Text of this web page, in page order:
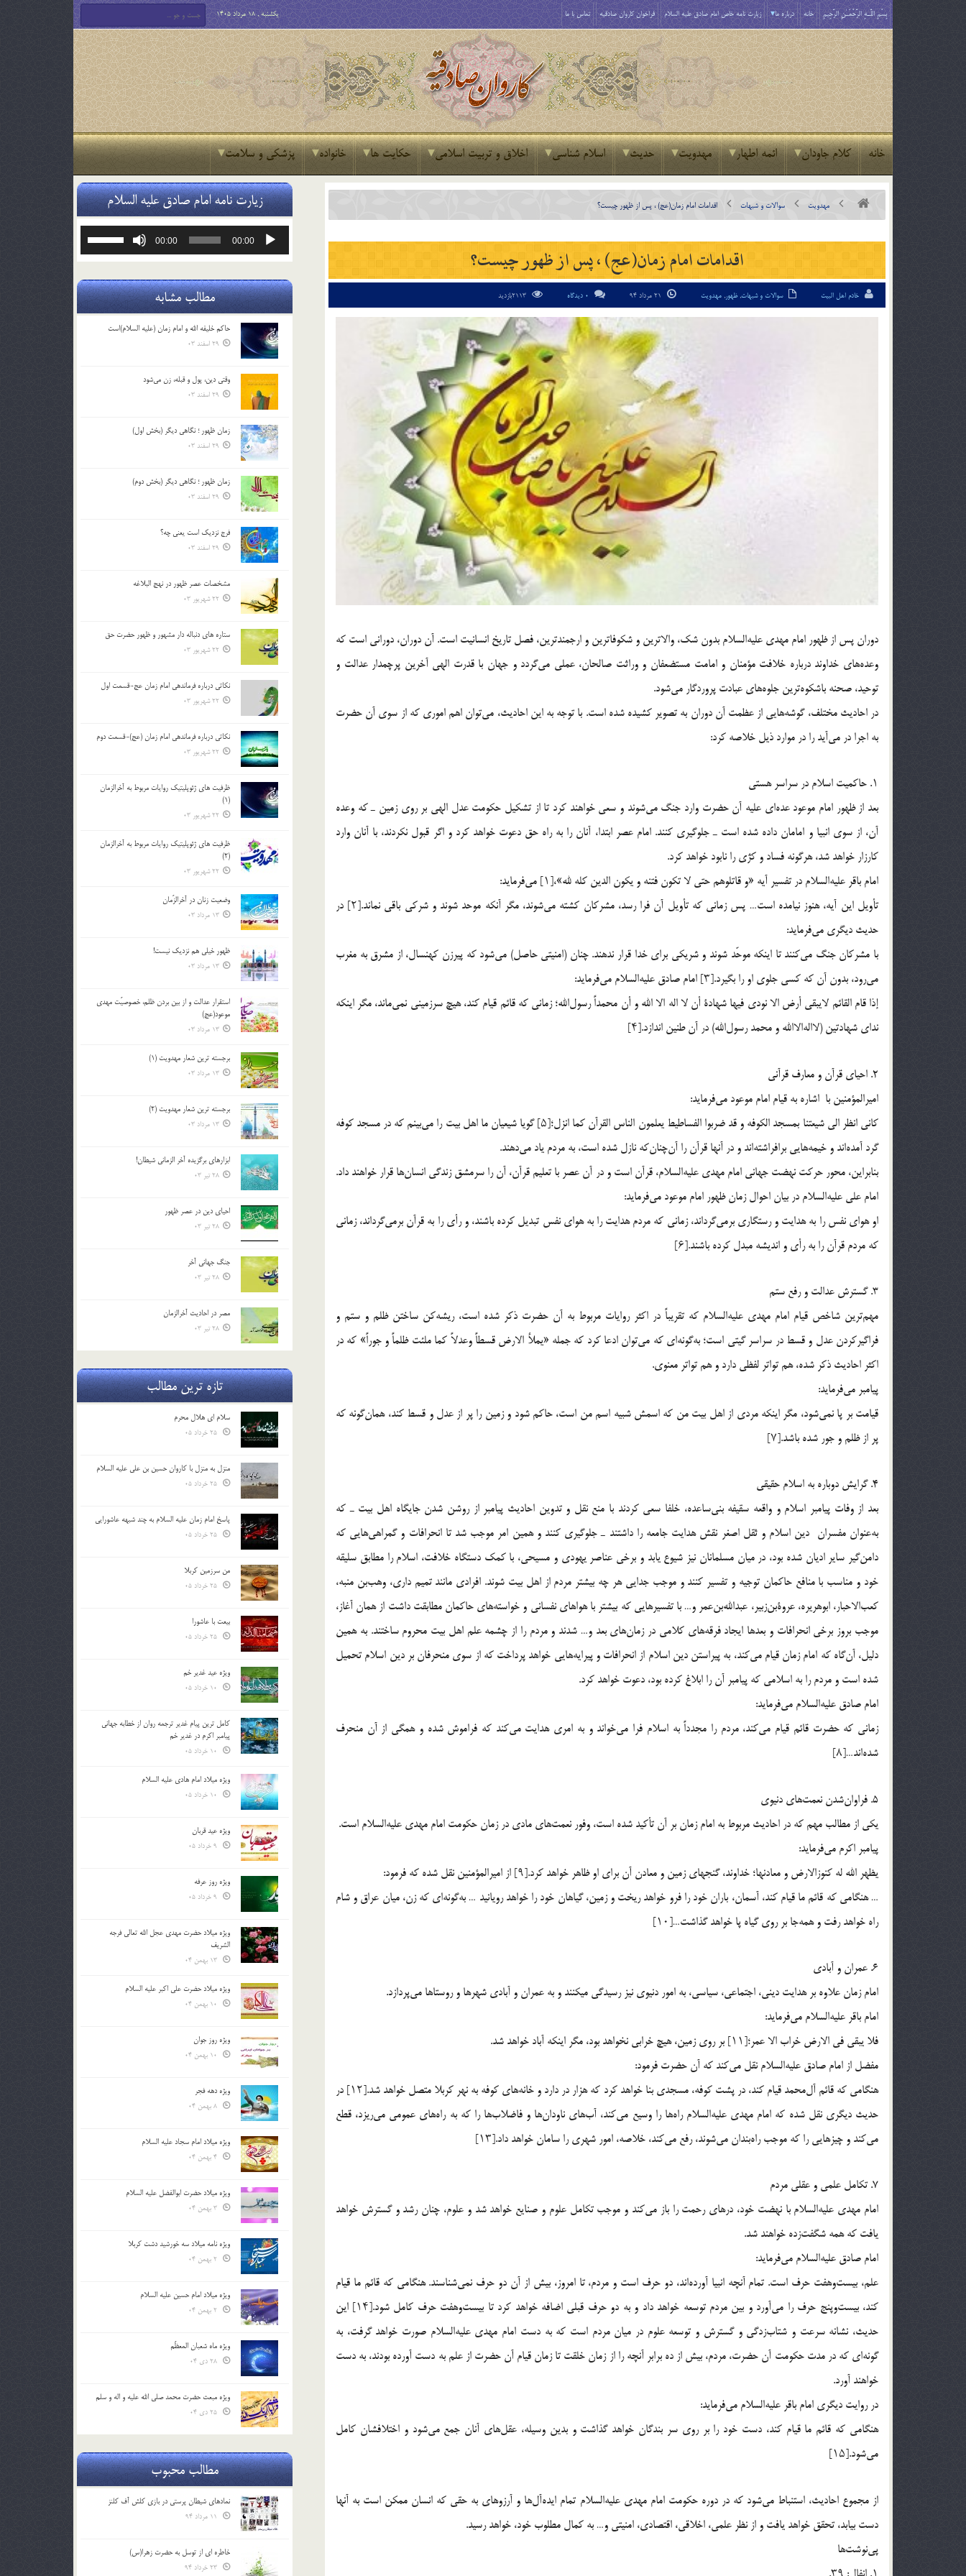
بِسْمِ اللَّـهِ الرَّحْمَـٰنِ الرَّحِيمِ خانه درباره ما زیارت نامه خاص امام صادق علیه السلام فراخوان کاروان صادقیه تماس با ما یکشنبه , 18 مرداد 1405
خانه کلام جاودان ائمه اطهار مهدویت حدیث اسلام شناسی اخلاق و تربیت اسلامی حکایت ها خانواده پزشکی و سلامت
مهدویت سوالات و شبهات اقدامات امام زمان(عج) ، پس از ظهور چیست؟
اقدامات امام زمان(عج) ، پس از ظهور چیست؟
خادم اهل البیت سوالات و شبهات,ظهور, مهدویت 0 دیدگاه
دوران پس از ظهور امام مهدی علیه‌السلام بدون شک، والاترین و شکوفاترین و ارجمندترین، فصل تاریخ انسانیت است. آن دوران، دورانی است که
وعده‌های خداوند درباره خلافت مؤمنان و امامت مستضعفان و وراثت صالحان، عملی می‌گردد و جهان با قدرت الهی آخرین پرچمدار عدالت و
توحید، صحنه باشکوه‌ترین جلوه‌های عبادت پروردگار می‌شود.
در احادیث مختلف، گوشه‌هایی از عظمت آن دوران به تصویر کشیده شده است. با توجه به این احادیث، می‌توان اهم اموری که از سوی آن حضرت
به اجرا در می‌آید را در موارد ذیل خلاصه کرد:
۱. حاکمیت اسلام در سراسر هستی
بعد از ظهور امام موعود عده‌ای علیه آن حضرت وارد جنگ می‌شوند و سعی خواهند کرد تا از تشکیل حکومت عدل الهی بر روی زمین ـ که وعده
آن، از سوی انبیا و امامان داده شده است ـ جلوگیری کنند. امام عصر ابتدا، آنان را به راه حق دعوت خواهد کرد و اگر قبول نکردند، با آنان وارد
کارزار خواهد شد، هرگونه فساد و کژی را نابود خواهد کرد.
امام باقر علیه‌السلام در تفسیر آیه «و قاتلوهم حتی لا تکون فتنه و یکون الدین کله لله»،[۱] می‌فرماید:
تأویل این آیه، هنوز نیامده است… پس زمانی که تأویل آن فرا رسد، مشرکان کشته می‌شوند، مگر آنکه موحد شوند و شرکی باقی نماند.[۲] در
حدیث دیگری می‌فرماید:
با مشرکان جنگ می‌کنند تا اینکه موحّد شوند و شریکی برای خدا قرار ندهند. چنان (امنیتی حاصل) می‌شود که پیرزن کهنسال، از مشرق به مغرب
می‌رود، بدون آن که کسی جلوی او را بگیرد.[۳] امام صادق علیه‌السلام می‌فرماید:
إذا قام القائم لایبقی أرض الا نودی فیها شهادة أن لا اله الا الله و أن محمداً رسول‌الله؛ زمانی که قائم قیام کند، هیچ سرزمینی نمی‌ماند، مگر اینکه
ندای شهادتین (لااله‌الاالله و محمد رسول‌الله) در آن طنین اندازد.[۴]
2. احیای قرآن و معارف قرآنی
امیرالمؤمنین با اشاره به قیام امام موعود می‌فرماید:
کانی انظر الی شیعتنا بمسجد الکوفه و قد ضربوا الفساطیط یعلمون الناس القرآن کما انزل؛[۵] گویا شیعیان ما اهل بیت را می‌بینم که در مسجد کوفه
گرد آمده‌اند و خیمه‌هایی برافراشته‌اند و در آنها قرآن را آن‌چنان‌که نازل شده است، به مردم یاد می‌دهند.
بنابراین، محور حرکت نهضت جهانی امام مهدی علیه‌السلام، قرآن است و در آن عصر با تعلیم قرآن، آن را سرمشق زندگی انسان‌ها قرار خواهند داد.
امام علی علیه‌السلام در بیان احوال زمان ظهور امام موعود می‌فرماید:
او هوای نفس را به هدایت و رستگاری برمی‌گرداند، زمانی که مردم هدایت را به هوای نفس تبدیل کرده باشند، و رأی را به قرآن برمی‌گرداند، زمانی
که مردم قرآن را به رأی و اندیشه مبدل کرده باشند.[۶]
3. گسترش عدالت و رفع ستم
مهم‌ترین شاخص قیام امام مهدی علیه‌السلام که تقریباً در اکثر روایات مربوط به آن حضرت ذکر شده است، ریشه‌کن ساختن ظلم و ستم و
فراگیرکردن عدل و قسط در سراسر گیتی است؛ به‌گونه‌ای که می‌توان ادعا کرد که جمله «یملأ الارض قسطاً وعدلاً کما ملئت ظلماً و جوراً» که در
اکثر احادیث ذکر شده، هم تواتر لفظی دارد و هم تواتر معنوی.
پیامبر می‌فرماید:
قیامت بر پا نمی‌شود، مگر اینکه مردی از اهل بیت من که اسمش شبیه اسم من است، حاکم شود و زمین را پر از عدل و قسط کند، همان‌گونه که
پر از ظلم و جور شده باشد.[۷]
4. گرایش دوباره به اسلام حقیقی
بعد از وفات پیامبر اسلام و واقعه سقیفه بنی‌ساعده، خلفا سعی کردند با منع نقل و تدوین احادیث پیامبر از روشن شدن جایگاه اهل بیت ـ که
به‌عنوان مفسران دین اسلام و ثقل اصغر نقش هدایت جامعه را داشتند ـ جلوگیری کنند و همین امر موجب شد تا انحرافات و گمراهی‌هایی که
دامن‌گیر سایر ادیان شده بود، در میان مسلمانان نیز شیوع یابد و برخی عناصر یهودی و مسیحی، با کمک دستگاه خلافت، اسلام را مطابق سلیقه
خود و مناسب با منافع حاکمان توجیه و تفسیر کنند و موجب جدایی هر چه بیشتر مردم از اهل بیت شوند. افرادی مانند تمیم داری، وهب‌بن منبه،
کعب‌الاحبار، ابوهریره، عروةبن‌زبیر، عبدالله‌بن‌عمر و… با تفسیرهایی که بیشتر با هواهای نفسانی و خواسته‌های حاکمان مطابقت داشت از همان آغاز،
موجب بروز برخی انحرافات و بعدها ایجاد فرقه‌های کلامی در زمان‌های بعد و… شدند و مردم را از چشمه علم اهل بیت محروم ساختند. به همین
دلیل، آن‌گاه که امام زمان قیام می‌کند، به پیراستن دین اسلام از انحرافات و پیرایه‌هایی خواهد پرداخت که از سوی منحرفان بر دین اسلام تحمیل
شده است و مردم را به اسلامی که پیامبر آن را ابلاغ کرده بود، دعوت خواهد کرد.
امام صادق علیه‌السلام می‌فرماید:
زمانی که حضرت قائم قیام می‌کند، مردم را مجدداً به اسلام فرا می‌خواند و به امری هدایت می‌کند که فراموش شده و همگی از آن منحرف
شده‌اند…[۸]
5. فراوان‌شدن نعمت‌های دنیوی
یکی از مطالب مهم که در احادیث مربوط به امام زمان بر آن تأکید شده است، وفور نعمت‌های مادی در زمان حکومت امام مهدی علیه‌السلام است.
پیامبر اکرم می‌فرماید:
یظهر الله له کنوزالارض و معادنها؛ خداوند، گنجهای زمین و معادن آن برای او ظاهر خواهد کرد.[۹] از امیرالمؤمنین نقل شده که فرمود:
… هنگامی که قائم ما قیام کند، آسمان، باران خود را فرو خواهد ریخت و زمین، گیاهان خود را خواهد رویانید … به‌گونه‌ای که زن، میان عراق و شام
راه خواهد رفت و همه‌جا بر روی گیاه پا خواهد گذاشت…[۱۰]
6. عمران و آبادی
امام زمان علاوه بر هدایت دینی، اجتماعی، سیاسی، به امور دنیوی نیز رسیدگی میکنند و به عمران و آبادی شهرها و روستاها می‌پردازد.
امام باقر علیه‌السلام ‌می‌فرماید:
فلا یبقی فی الارض خراب الا عمر؛[۱۱] بر روی زمین، هیچ خرابی نخواهد بود، مگر اینکه آباد خواهد شد.
مفضل از امام صادق علیه‌السلام نقل می‌کند که آن حضرت فرمود:
هنگامی که قائم آل‌محمد قیام کند، در پشت کوفه، مسجدی بنا خواهد کرد که هزار در دارد و خانه‌های کوفه به نهر کربلا متصل خواهد شد.[۱۲] در
حدیث دیگری نقل شده که امام مهدی علیه‌السلام راه‌ها را وسیع می‌کند، آب‌های ناودان‌ها و فاضلاب‌ها را که به راه‌های عمومی می‌ریزد، قطع
می‌کند و چیزهایی را که موجب راه‌بندان می‌شوند، رفع می‌کند، خلاصه، امور شهری را سامان خواهد داد.[۱۳]
7. تکامل علمی و عقلی مردم
امام مهدی علیه‌السلام با نهضت خود، درهای رحمت را باز می‌کند و موجب تکامل علوم و صنایع خواهد شد و علوم، چنان رشد و گسترش خواهد
یافت که همه شگفت‌زده خواهند شد.
امام صادق علیه‌السلام می‌فرماید:
علم، بیست‌وهفت حرف است. تمام آنچه انبیا آورده‌اند، دو حرف است و مردم، تا امروز، بیش از آن دو حرف نمی‌شناسند. هنگامی که قائم ما قیام
کند، بیست‌و‌پنج حرف را می‌آورد و بین مردم توسعه خواهد داد و به دو حرف قبلی اضافه خواهد کرد تا بیست‌وهفت حرف کامل شود.[۱۴] این
حدیث، نشانه سرعت و شتاب‌زدگی و گسترش و توسعه علوم در میان مردم است که به دست امام مهدی‌ علیه‌السلام صورت خواهد گرفت، به
گونه‌ای که در مدت حکومت آن حضرت، مردم، بیش از ده برابر آنچه را از زمان خلقت تا زمان قیام آن حضرت از علم به دست آورده بودند، به دست
خواهند آورد.
در روایت دیگری امام باقر علیه‌السلام می‌فرماید:
هنگامی که قائم ما قیام کند، دست خود را بر روی سر بندگان خواهد گذاشت و بدین وسیله، عقل‌های آنان جمع می‌شود و اختلافشان کامل
می‌شود.[۱۵]
از مجموع احادیث، استنباط می‌شود که در دوره حکومت امام مهدی علیه‌السلام تمام ایده‌آل‌ها و آرزوهای به حقی که انسان ممکن است به آنها
دست بیابد، تحقق خواهد یافت و از نظر علمی، اخلاقی، اقتصادی، امنیتی و… به کمال مطلوب خود، خواهد رسید.
پی‌نوشت‌ها
زیارت نامه امام صادق علیه السلام
پخش‌کننده
00:00
00:00
یا
صدا
کلیدهای
مطالب مشابه
حاکم خليفه الله و امام زمان (علیه السلام)است
29 اسفند 03
وقتی دین، پول و قبله، زن می‌شود
29 اسفند 03
زمان ظهور ؛ نگاهی دیگر (بخش اول)
29 اسفند 03
زمان ظهور ؛ نگاهی دیگر (بخش دوم)
29 اسفند 03
فرج نزدیک است یعنی چه؟
29 اسفند 03
مشخصات عصر ظهور در نهج البلاغه
22 شهریور 03
ستاره های دنباله دار مشهور و ظهور حضرت حق
22 شهریور 03
نکاتى درباره فرماندهى امام زمان عج-قسمت اول
22 شهریور 03
نکاتى درباره فرماندهى امام زمان (عج)-قسمت دوم
22 شهریور 03
ظرفیت های ژئوپلیتیک روایات مربوط به آخرالزمان
(1)
22 شهریور 03
ظرفیت های ژئوپلیتیک روایات مربوط به آخرالزمان
(2)
22 شهریور 03
وضعیت زنان در آخرالزّمان
13 مرداد 03
ظهور خیلی هم نزدیک نیست!
13 مرداد 03
استقرار عدالت و از بين بردن ظلم، خصوصيّت مهدي
موعود(عج)
13 مرداد 03
برجسته ترين شعار مهدويت (1)
13 مرداد 03
برجسته ترين شعار مهدويت (2)
13 مرداد 03
ابزارهاي برگزيده آخر الزماني شيطان!
28 تیر 03
احياي دين در عصر ظهور
28 تیر 03
جنگ جهاني آخر
28 تیر 03
مصر در احادیث آخرالزمان
28 تیر 03
تازه ترین مطالب
سلام ای هلال محرم
منزل به منزل با کاروان حسین بن علی علیه السلام
پاسخ امام زمان علیه السلام به چند شبهه عاشورایی
من سرزمین کربلا
بیعت با عاشورا
ویژه عید غدیر خم
کامل ترین پیام غدیر ترجمه روان از خطابه جهانی
پیامبر اکرم در غدیر خم
ویژه میلاد امام هادی علیه السلام
ویژه عید قربان
ویژه روز عرفه
ویژه میلاد حضرت مهدی عجل الله تعالی فرجه
الشريف
ویژه میلاد حضرت علی اکبر علیه السلام
ویژه روز جوان
ویژه دهه فجر
ویژه میلاد امام سجاد علیه السلام
ویژه میلاد حضرت ابوالفضل علیه السلام
ویژه نامه میلاد سه خورشید دشت کربلا
ویژه میلاد امام حسین علیه السلام
ویژه ماه شعبان المعظّم
ویژه مبعث حضرت محمد صلی الله علیه و اله و سلم
مطالب محبوب
نمادهای شیطان پرستی در بازی کلش آف کلنز
خاطره ای از توسل به حضرت زهرا(س)